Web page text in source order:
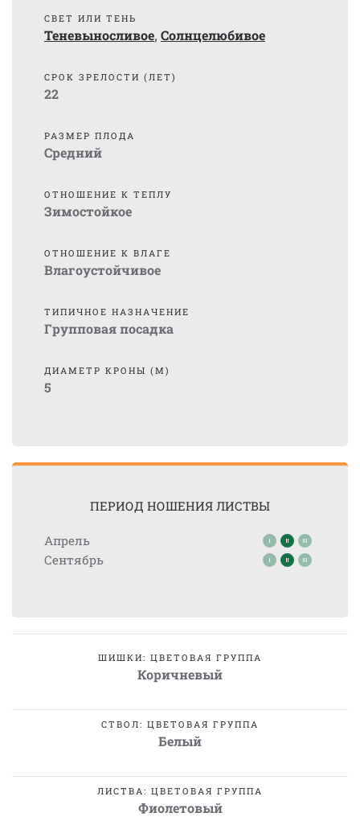
СВЕТ ИЛИ ТЕНЬ
Теневыносливое, Солнцелюбивое
СРОК ЗРЕЛОСТИ (ЛЕТ)
22
РАЗМЕР ПЛОДА
Средний
ОТНОШЕНИЕ К ТЕПЛУ
Зимостойкое
ОТНОШЕНИЕ К ВЛАГЕ
Влагоустойчивое
ТИПИЧНОЕ НАЗНАЧЕНИЕ
Групповая посадка
ДИАМЕТР КРОНЫ (М)
5
ПЕРИОД НОШЕНИЯ ЛИСТВЫ
Апрель
Сентябрь
ШИШКИ: ЦВЕТОВАЯ ГРУППА
Коричневый
СТВОЛ: ЦВЕТОВАЯ ГРУППА
Белый
ЛИСТВА: ЦВЕТОВАЯ ГРУППА
Фиолетовый